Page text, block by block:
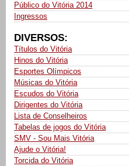
Público do Vitória 2014
Ingressos
DIVERSOS:
Títulos do Vitória
Hinos do Vitória
Esportes Olímpicos
Músicas do Vitória
Escudos do Vitória
Dirigentes do Vitória
Lista de Conselheiros
Tabelas de jogos do Vitória
SMV - Sou Mais Vitória
Ajude o Vitória!
Torcida do Vitória